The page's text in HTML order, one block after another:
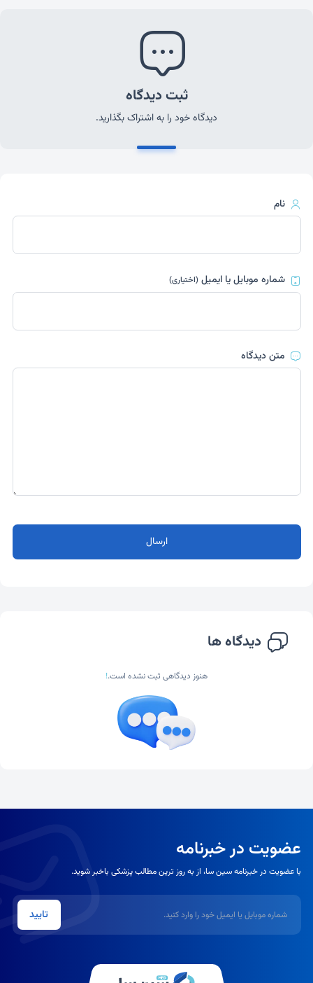
ثبت دیدگاه
دیدگاه خود را به اشتراک بگذارید.
نام
شماره موبایل یا ایمیل(اختیاری)
متن دیدگاه
ارسال
دیدگاه ها
هنوز دیدگاهی ثبت نشده است.!
عضویت در خبرنامه
با عضویت در خبرنامه سین سا، از به روز ترین مطالب پزشکی باخبر شوید.
تایید